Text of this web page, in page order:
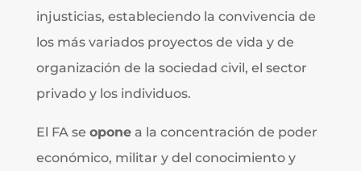
injusticias, estableciendo la convivencia de
los más variados proyectos de vida y de
organización de la sociedad civil, el sector
privado y los individuos.
El FA se oponea la concentración de poder
económico, militar y del conocimiento y